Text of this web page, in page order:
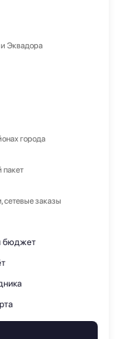
Эквадора
города
пакет
заказы
бюджет